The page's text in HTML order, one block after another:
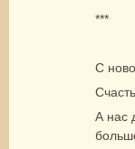
***
С
А нас